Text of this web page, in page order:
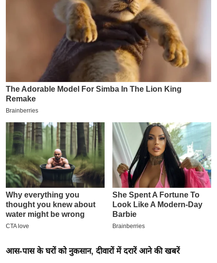
इ
म
ई
-
पे
प
र
मि
सा
ल
सा
आस-पास के घरों को नुकसान, दीवारों में दरारें आने की खबरें